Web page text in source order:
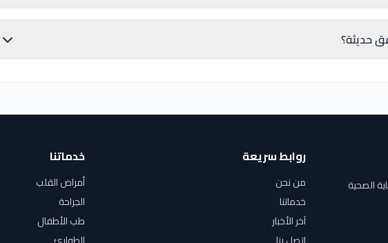
حديثة؟
الصحية
روابط سريعة
من نحن
خدماتنا
آخر الأخبار
خدماتنا
أمراض القلب
الجراحة
طب الأطفال